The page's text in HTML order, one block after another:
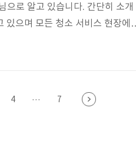
으로 알고 있습니다. 간단히 소개
있으며 모든 청소 서비스 현장에
로 입주, 상가, 준공, 외벽 청소
비결은 뭔가요? 다른 업체들과
4 ··· 7